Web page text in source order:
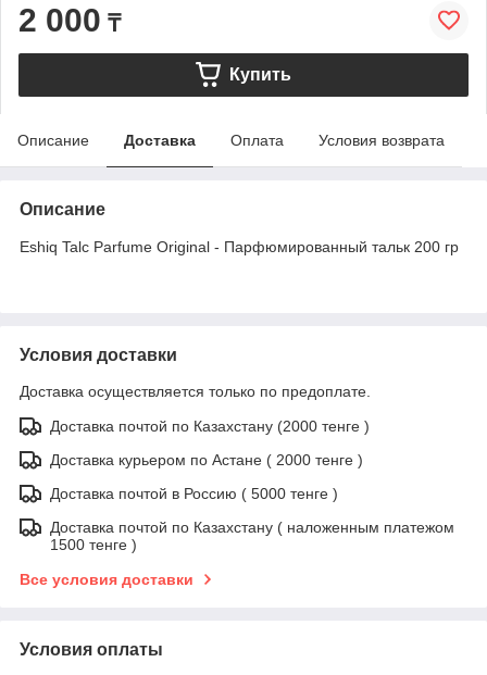
2 000 ₸
Купить
Описание Доставка Оплата Условия возврата
Описание
Eshiq Talc Parfume Original - Парфюмированный тальк 200 гр
Условия доставки
Доставка осуществляется только по предоплате.
Доставка почтой по Казахстану (2000 тенге )
Доставка курьером по Астане ( 2000 тенге )
Доставка почтой в Россию ( 5000 тенге )
Доставка почтой по Казахстану ( наложенным платежом
1500 тенге )
Все условия доставки
Условия оплаты